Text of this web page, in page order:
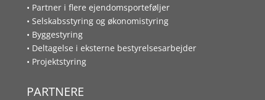
• Partner i flere ejendomsporteføljer
• Selskabsstyring og økonomistyring
• Byggestyring
• Deltagelse i eksterne bestyrelsesarbejder
• Projektstyring
PARTNERE